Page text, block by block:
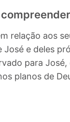
relação aos
e deles
para
planos de